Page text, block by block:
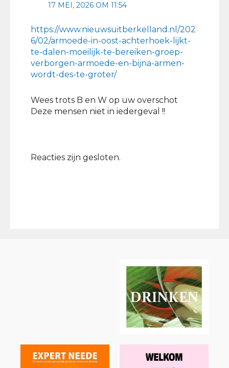
17 MEI, 2026 OM 11:54
https://www.nieuwsuitberkelland.nl/202
6/02/armoede-in-oost-achterhoek-lijkt-
te-dalen-moeilijk-te-bereiken-groep-
verborgen-armoede-en-bijna-armen-
wordt-des-te-groter/
Wees trots B en W op uw overschot
Deze mensen niet in iedergeval !!
Reacties zijn gesloten.